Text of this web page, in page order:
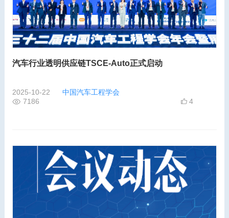
汽车行业透明供应链TSCE-Auto正式启动
2025-10-22
中国汽车工程学会
7186
4